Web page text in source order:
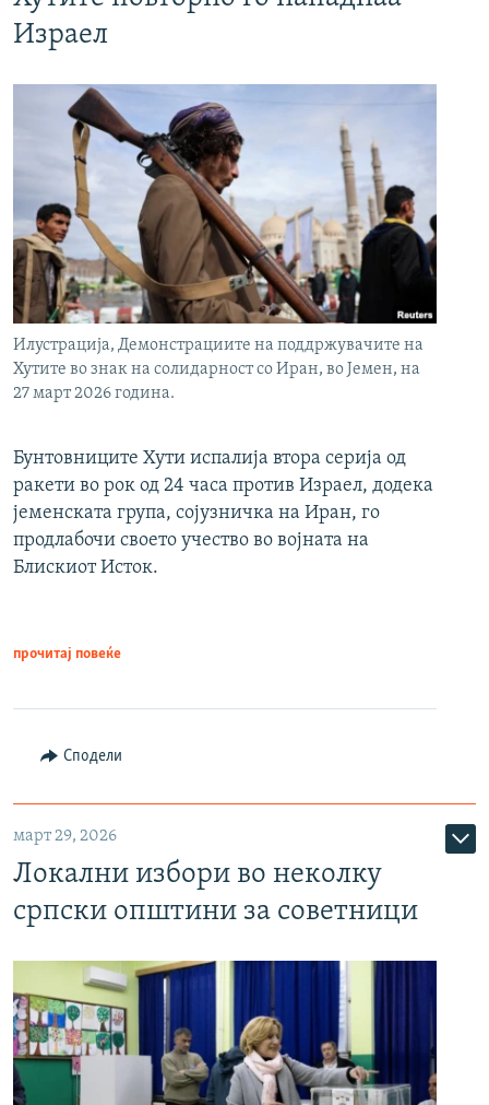
Израел
Илустрација, Демонстрациите на поддржувачите на
Хутите во знак на солидарност со Иран, во Јемен, на
27 март 2026 година.
Бунтовниците Хути испалија втора серија од
ракети во рок од 24 часа против Израел, додека
јеменската група, сојузничка на Иран, го
продлабочи своето учество во војната на
Блискиот Исток.
прочитај повеќе
Сподели
март 29, 2026
Локални избори во неколку
српски општини за советници